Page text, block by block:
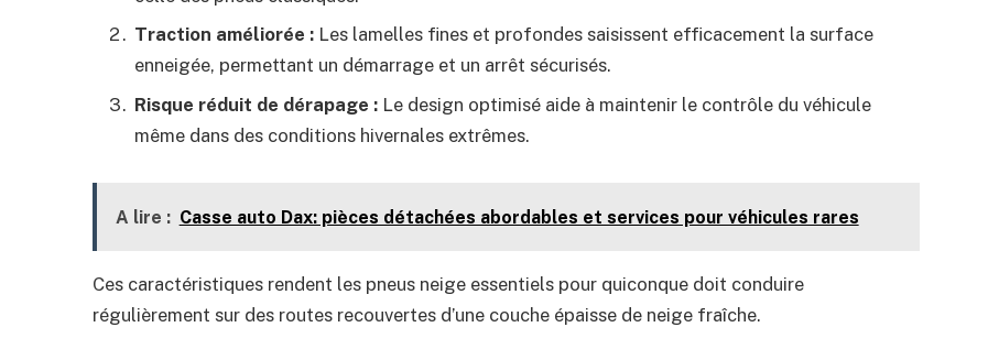
Traction améliorée : Les lamelles fines et profondes saisissent efficacement la surface
enneigée, permettant un démarrage et un arrêt sécurisés.
Risque réduit de dérapage : Le design optimisé aide à maintenir le contrôle du véhicule
même dans des conditions hivernales extrêmes.
A lire : Casse auto Dax: pièces détachées abordables et services pour véhicules rares
Ces caractéristiques rendent les pneus neige essentiels pour quiconque doit conduire
régulièrement sur des routes recouvertes d’une couche épaisse de neige fraîche.